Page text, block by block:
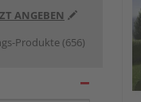
ANGEBEN
Produkte (656)